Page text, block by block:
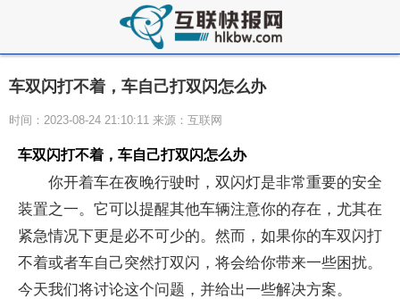
车双闪打不着，车自己打双闪怎么办
时间：2023-08-24 21:10:11 来源：互联网
车双闪打不着，车自己打双闪怎么办
你开着车在夜晚行驶时，双闪灯是非常重要的安全
装置之一。它可以提醒其他车辆注意你的存在，尤其在
紧急情况下更是必不可少的。然而，如果你的车双闪打
不着或者车自己突然打双闪，将会给你带来一些困扰。
今天我们将讨论这个问题，并给出一些解决方案。